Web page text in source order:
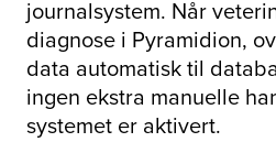
journalsystem. Når
diagnose i Pyramidion,
data automatisk til
ingen ekstra manuelle
systemet er aktivert.